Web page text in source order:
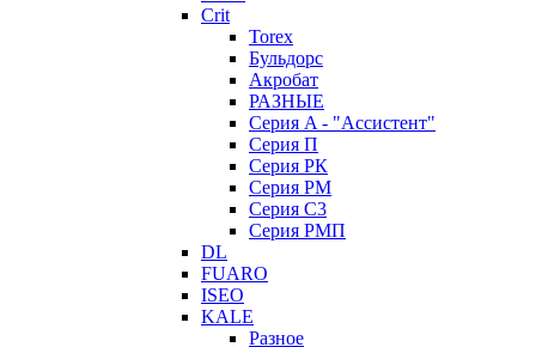
Crit
Torex
Бульдорс
Акробат
РАЗНЫЕ
Серия A - "Ассистент"
Серия П
Серия РК
Серия РМ
Серия С3
Серия РМП
DL
FUARO
ISEO
KALE
Разное